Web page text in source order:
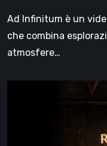
della
Prima
Guerra
Ad Infinitum è un
che combina
atmosfere…